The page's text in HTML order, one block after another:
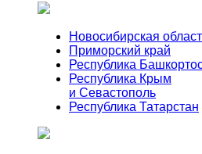
Новосибирская
Приморский край
Республика
Республика Крым
и Севастополь
Республика Татарстан